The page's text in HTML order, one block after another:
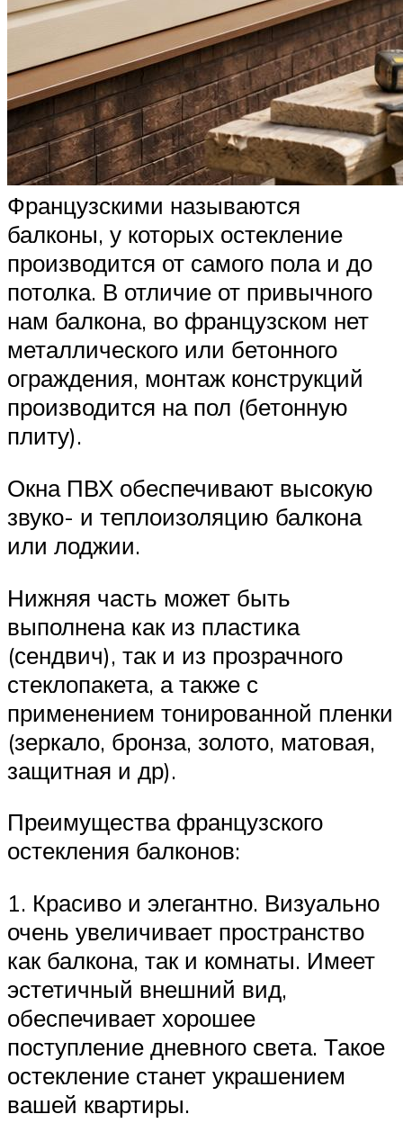
Французскими называются
балконы, у которых остекление
производится от самого пола и до
потолка. В отличие от привычного
нам балкона, во французском нет
металлического или бетонного
ограждения, монтаж конструкций
производится на пол (бетонную
плиту).
Окна ПВХ обеспечивают высокую
звуко- и теплоизоляцию балкона
или лоджии.
Нижняя часть может быть
выполнена как из пластика
(сендвич), так и из прозрачного
стеклопакета, а также с
применением тонированной пленки
(зеркало, бронза, золото, матовая,
защитная и др).
Преимущества французского
остекления балконов:
1. Красиво и элегантно. Визуально
очень увеличивает пространство
как балкона, так и комнаты. Имеет
эстетичный внешний вид,
обеспечивает хорошее
поступление дневного света. Такое
остекление станет украшением
вашей квартиры.